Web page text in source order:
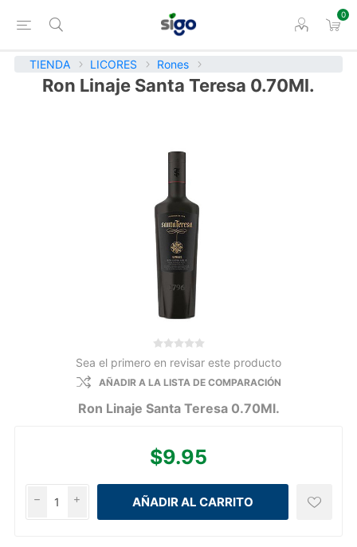
0
TIENDA LICORES Rones
Ron Linaje Santa Teresa 0.70Ml.
Sea el primero en revisar este producto
AÑADIR A LA LISTA DE COMPARACIÓN
Ron Linaje Santa Teresa 0.70Ml.
$9.95
i
h